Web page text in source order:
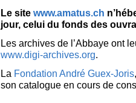
Le site www.amatus.ch
jour, celui du fonds des
Les archives de l’Abbaye ont
www.digi-archives.org.
La Fondation André Guex-Joris
son catalogue en cours de